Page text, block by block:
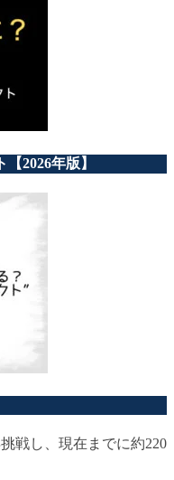
2026年版】
戦し、現在までに約220